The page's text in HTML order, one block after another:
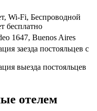
Wi-Fi, Беспроводной
бесплатно
1647, Buenos Aires
заезда постояльцев с
выезда постояльцев
отелем